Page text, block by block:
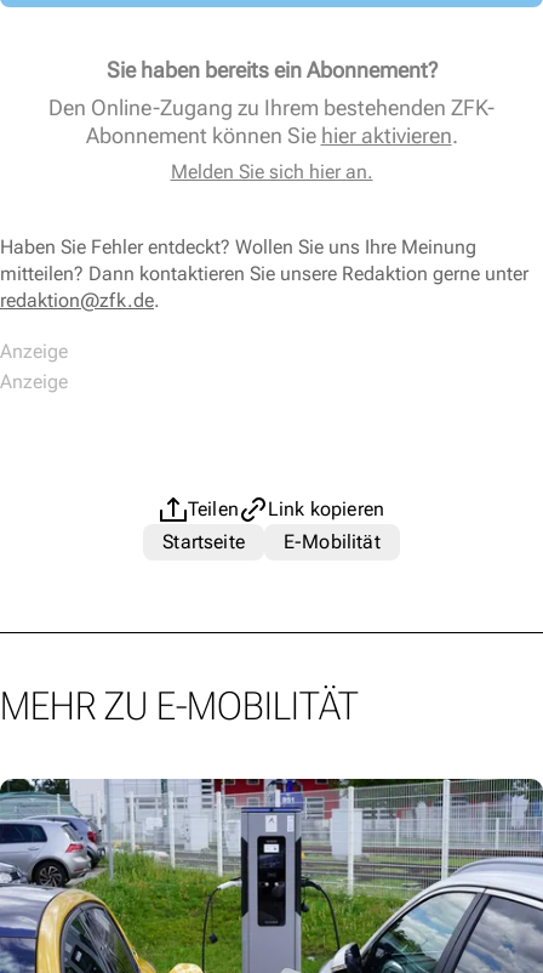
Sie haben bereits ein Abonnement?
Den Online-Zugang zu Ihrem bestehenden ZFK-
Abonnement können Sie hier aktivieren.
Melden Sie sich hier an.
Haben Sie Fehler entdeckt? Wollen Sie uns Ihre Meinung
mitteilen? Dann kontaktieren Sie unsere Redaktion gerne unter
redaktion@zfk.de.
Teilen
Link kopieren
Startseite
E-Mobilität
MEHR ZU E-MOBILITÄT